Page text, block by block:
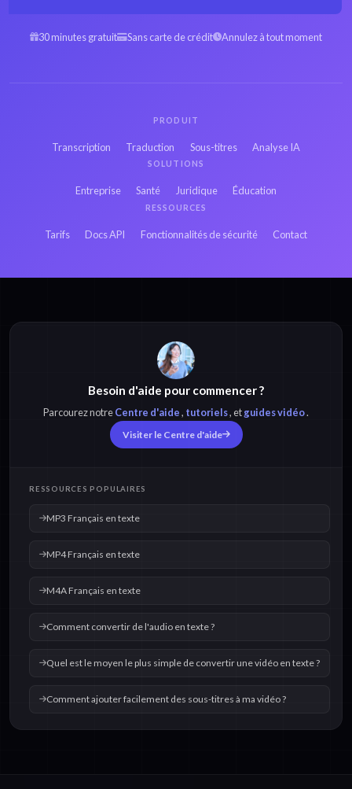
MOOV Arabe en
MOOV Espagnol en
MOOV Russe en
texte
MOOV Japonais en
texte
M4A Français en
OPUS Français en
texte
30 minutes gratuit Sans carte de crédit Annulez à tout moment
PRODUIT
Transcription Traduction Sous-titres Analyse IA
SOLUTIONS
Entreprise Santé Juridique Éducation
RESSOURCES
Tarifs Docs API Fonctionnalités de sécurité Contact
Besoin d'aide pour commencer ?
Parcourez notreCentre d'aide, tutoriels, etguides vidéo.
Visiter le Centre d'aide
RESSOURCES POPULAIRES
MP3 Français en texte
MP4 Français en texte
M4A Français en texte
Comment convertir de l'audio en texte ?
Quel est le moyen le plus simple de convertir une vidéo en texte ?
Comment ajouter facilement des sous-titres à ma vidéo ?